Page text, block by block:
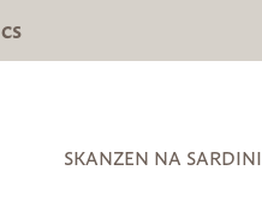
CS
SKANZEN NA SARDINI